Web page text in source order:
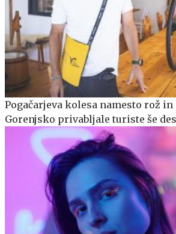
Pogačarjeva kolesa namesto rož
Gorenjsko privabljale turiste še